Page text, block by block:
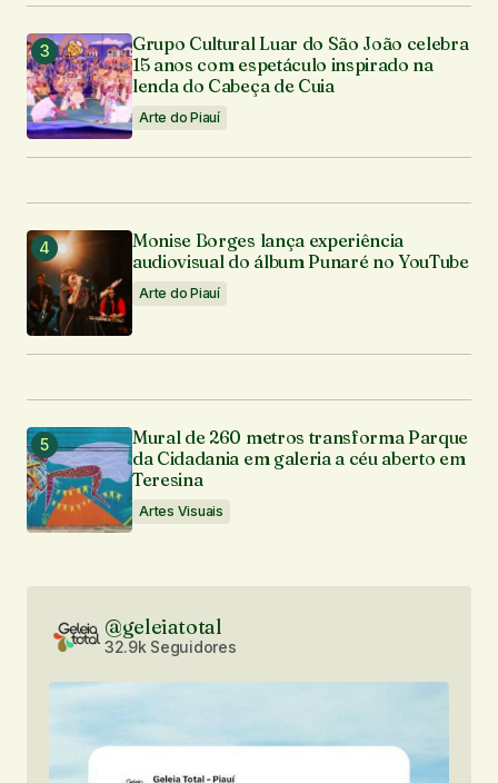
Grupo Cultural Luar do São João celebra
15 anos com espetáculo inspirado na
lenda do Cabeça de Cuia
Arte do Piauí
Monise Borges lança experiência
audiovisual do álbum Punaré no YouTube
Arte do Piauí
Mural de 260 metros transforma Parque
da Cidadania em galeria a céu aberto em
Teresina
Artes Visuais
@geleiatotal
32.9k Seguidores